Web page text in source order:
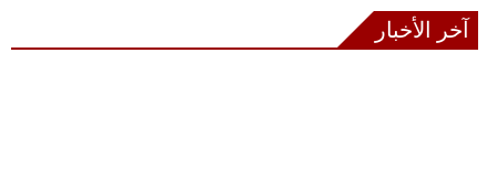
آخر الأخبار